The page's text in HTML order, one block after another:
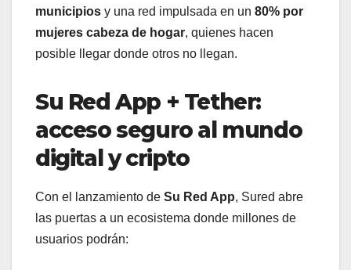
municipios y una red impulsada en un 80% por
mujeres cabeza de hogar, quienes hacen
posible llegar donde otros no llegan.
Su Red App + Tether:
acceso seguro al mundo
digital y cripto
Con el lanzamiento de Su Red App, Sured abre
las puertas a un ecosistema donde millones de
usuarios podrán: